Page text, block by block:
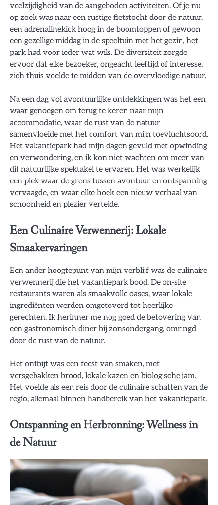
veelzijdigheid van de aangeboden activiteiten. Of je nu
op zoek was naar een rustige fietstocht door de natuur,
een adrenalinekick hoog in de boomtoppen of gewoon
een gezellige middag in de speeltuin met het gezin, het
park had voor ieder wat wils. De diversiteit zorgde
ervoor dat elke bezoeker, ongeacht leeftijd of interesse,
zich thuis voelde te midden van de overvloedige natuur.
Na een dag vol avontuurlijke ontdekkingen was het een
waar genoegen om terug te keren naar mijn
accommodatie, waar de rust van de natuur
samenvloeide met het comfort van mijn toevluchtsoord.
Het vakantiepark had mijn dagen gevuld met opwinding
en verwondering, en ik kon niet wachten om meer van
dit natuurlijke spektakel te ervaren. Het was werkelijk
een plek waar de grens tussen avontuur en ontspanning
vervaagde, en waar elke hoek een nieuw verhaal van
schoonheid en plezier vertelde.
Een Culinaire Verwennerij: Lokale
Smaakervaringen
Een ander hoogtepunt van mijn verblijf was de culinaire
verwennerij die het vakantiepark bood. De on-site
restaurants waren als smaakvolle oases, waar lokale
ingrediënten werden omgetoverd tot heerlijke
gerechten. Ik herinner me nog goed de betovering van
een gastronomisch diner bij zonsondergang, omringd
door de rust van de natuur.
Het ontbijt was een feest van smaken, met
versgebakken brood, lokale kazen en biologische jam.
Het voelde als een reis door de culinaire schatten van de
regio, allemaal binnen handbereik van het vakantiepark.
Ontspanning en Herbronning: Wellness in
de Natuur